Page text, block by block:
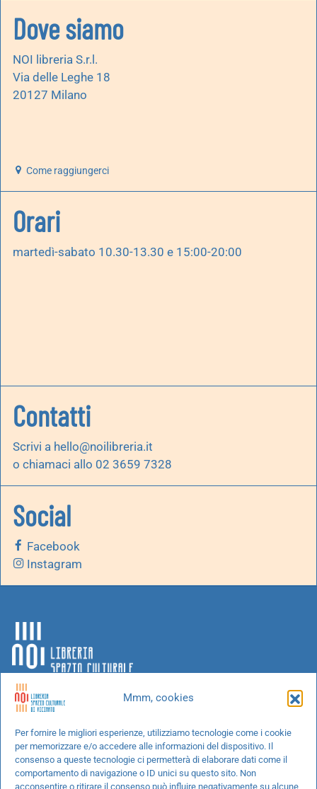
Mmm, cookies
Per fornire le migliori esperienze, utilizziamo tecnologie come i cookie
per memorizzare e/o accedere alle informazioni del dispositivo. Il
consenso a queste tecnologie ci permetterà di elaborare dati come il
comportamento di navigazione o ID unici su questo sito. Non
acconsentire o ritirare il consenso può influire negativamente su alcune
Dove siamo
NOI libreria S.r.l.
Via delle Leghe 18
20127 Milano
Come raggiungerci
Orari
martedì-sabato 10.30-13.30 e 15:00-20:00
Contatti
Scrivi a hello@noilibreria.it
o chiamaci allo 02 3659 7328
Social
Facebook
Instagram
Chi siamo
Progetti speciali
Richiedi un libro